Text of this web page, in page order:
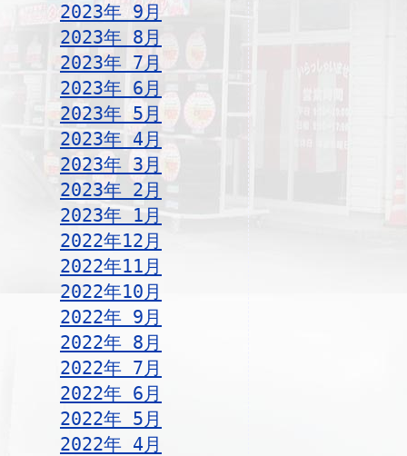
2023年 9月
2023年 8月
2023年 7月
2023年 6月
2023年 5月
2023年 4月
2023年 3月
2023年 2月
2023年 1月
2022年12月
2022年11月
2022年10月
2022年 9月
2022年 8月
2022年 7月
2022年 6月
2022年 5月
2022年 4月